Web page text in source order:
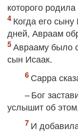
которого
Когда его
дней, Авраам
Аврааму было
сын Исаак.
Сарра
– Бог
услышит об
И